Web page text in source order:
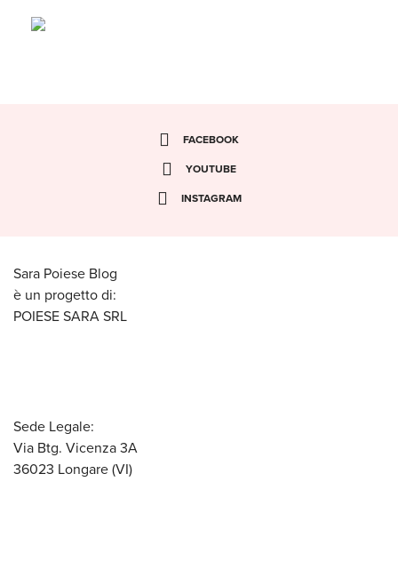
FACEBOOK
YOUTUBE
INSTAGRAM
Sara Poiese Blog
è un progetto di:
POIESE SARA SRL
Sede Legale:
Via Btg. Vicenza 3A
36023 Longare (VI)